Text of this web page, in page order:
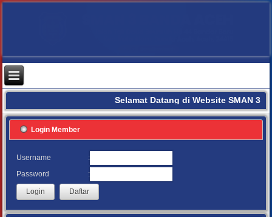
Selamat Datang di Website SMAN 3
Login Member
Username
:
Password
: